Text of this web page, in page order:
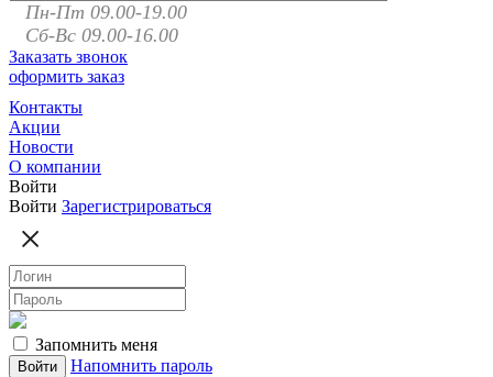
Пн-Пт 09.00-19.00
Сб-Вс 09.00-16.00
Заказать звонок
оформить заказ
Контакты
Акции
Новости
О компании
Войти
Войти Зарегистрироваться
Запомнить меня
Напомнить пароль